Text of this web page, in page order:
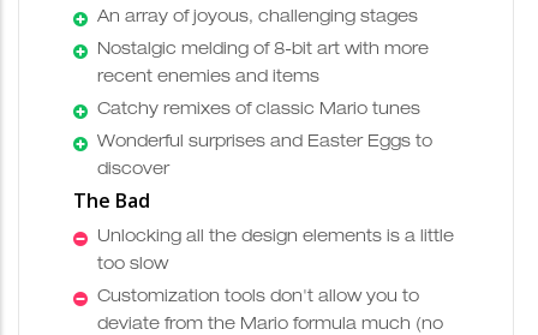
An array of joyous, challenging stages
Nostalgic melding of 8-bit art with more
recent enemies and items
Catchy remixes of classic Mario tunes
Wonderful surprises and Easter Eggs to
discover
The Bad
Unlocking all the design elements is a little
too slow
Customization tools don't allow you to
deviate from the Mario formula much (no